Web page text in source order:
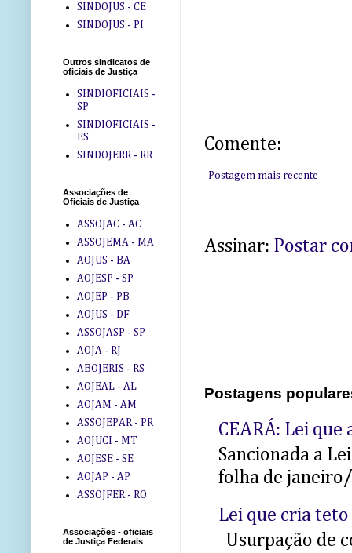
Comente:
Postagem mais recente
Assinar: Postar
Postagens
CEARÁ: Lei
Sancionada a
folha de
Lei que cria
Usurpação de
SINDOJUS - CE
SINDOJUS - PI
Outros sindicatos de
oficiais de Justiça
SINDIOFICIAIS -
SP
SINDIOFICIAIS -
ES
SINDOJERR - RR
Associações de
Oficiais de Justiça
ASSOJAC - AC
ASSOJEMA - MA
AOJUS - BA
AOJESP - SP
AOJEP - PB
AOJUS - DF
ASSOJASP - SP
AOJA - RJ
ABOJERIS - RS
AOJEAL - AL
AOJAM - AM
ASSOJEPAR - PR
AOJUCI - MT
AOJESE - SE
AOJAP - AP
ASSOJFER - RO
Associações - oficiais
de Justiça Federais